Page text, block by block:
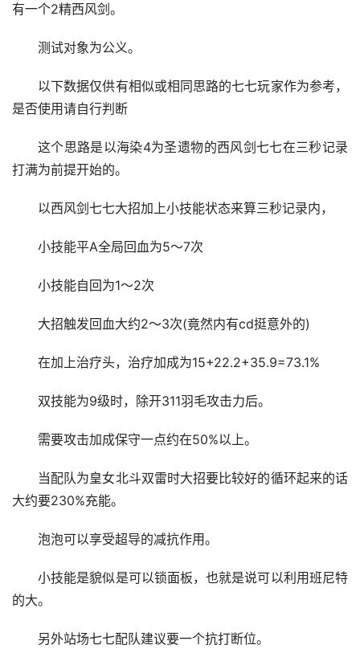
有一个2精西风剑。
测试对象为公义。
以下数据仅供有相似或相同思路的七七玩家作为参考，
是否使用请自行判断
这个思路是以海染4为圣遗物的西风剑七七在三秒记录
打满为前提开始的。
以西风剑七七大招加上小技能状态来算三秒记录内，
小技能平A全局回血为5～7次
小技能自回为1～2次
大招触发回血大约2～3次(竟然内有cd挺意外的)
在加上治疗头，治疗加成为15+22.2+35.9=73.1%
双技能为9级时，除开311羽毛攻击力后。
需要攻击加成保守一点约在50%以上。
当配队为皇女北斗双雷时大招要比较好的循环起来的话
大约要230%充能。
泡泡可以享受超导的减抗作用。
小技能是貌似是可以锁面板，也就是说可以利用班尼特
的大。
另外站场七七配队建议要一个抗打断位。